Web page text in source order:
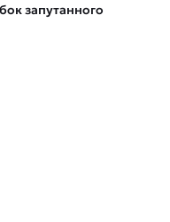
запутанного